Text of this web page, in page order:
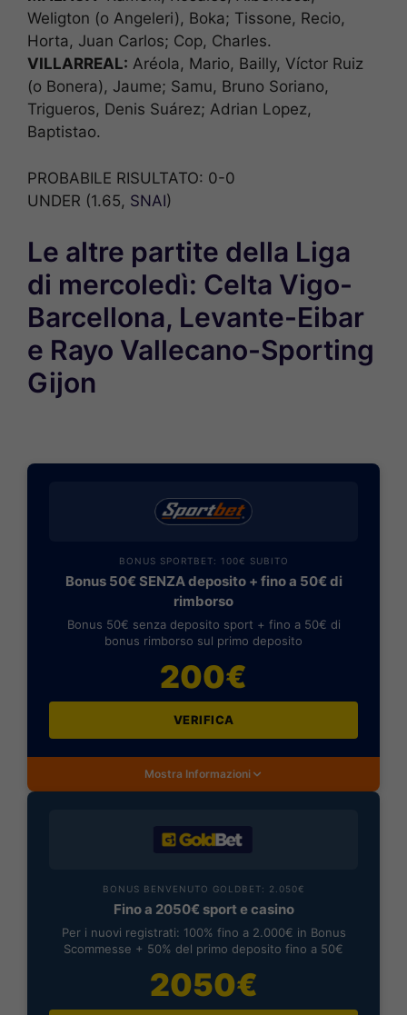
Weligton (o Angeleri), Boka; Tissone, Recio,
Horta, Juan Carlos; Cop, Charles.
VILLARREAL: Aréola, Mario, Bailly, Víctor Ruiz
(o Bonera), Jaume; Samu, Bruno Soriano,
Trigueros, Denis Suárez; Adrian Lopez,
Baptistao.
PROBABILE RISULTATO: 0-0
UNDER (1.65, SNAI)
Le altre partite della Liga
di mercoledì: Celta Vigo-
Barcellona, Levante-Eibar
e Rayo Vallecano-Sporting
Gijon
BONUS SPORTBET: 100€ SUBITO
Bonus 50€ SENZA deposito + fino a 50€ di
rimborso
Bonus 50€ senza deposito sport + fino a 50€ di
bonus rimborso sul primo deposito
200€
VERIFICA
Mostra Informazioni
BONUS BENVENUTO GOLDBET: 2.050€
Fino a 2050€ sport e casino
Per i nuovi registrati: 100% fino a 2.000€ in Bonus
Scommesse + 50% del primo deposito fino a 50€
2050€